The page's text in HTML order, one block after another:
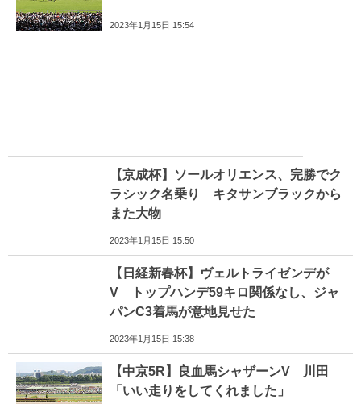
2023年1月15日 15:54
【京成杯】ソールオリエンス、完勝でク
ラシック名乗り キタサンブラックから
また大物
2023年1月15日 15:50
【日経新春杯】ヴェルトライゼンデが
V トップハンデ59キロ関係なし、ジャ
パンC3着馬が意地見せた
2023年1月15日 15:38
【中京5R】良血馬シャザーンV 川田
「いい走りをしてくれました」